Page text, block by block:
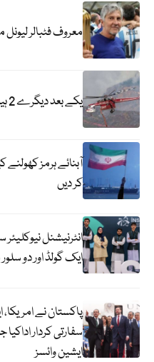
معروف فٹبالر
یکے بعد دیگرے 2 ہیلی کاپٹر گر کر تباہ؛ متعدد ہلاکتیں
کر دیں
ایک گولڈ اور دو
پاکستان نے امریکا،
سفارتی کردار
ایشین وائسز